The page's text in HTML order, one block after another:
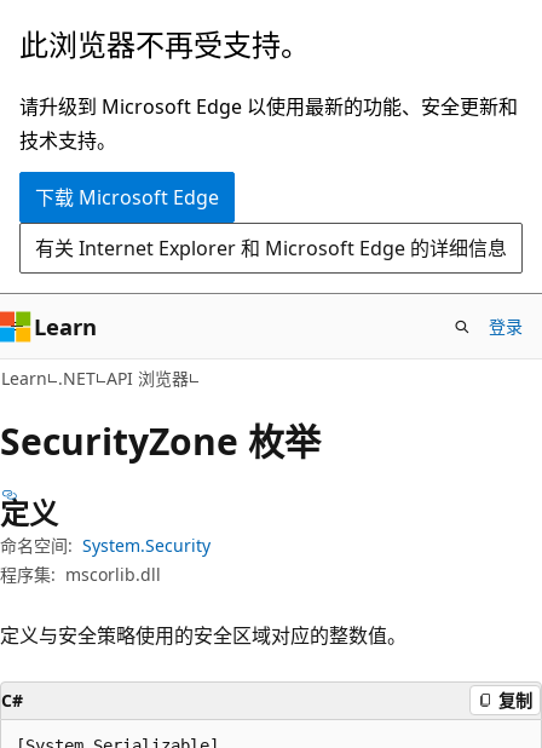
跳
主
要
内
跳
页
内
导
此浏览器不再受支持。
请升级到 Microsoft Edge 以使用最新的功能、安全更新和
技术支持。
下载 Microsoft Edge
有关 Internet Explorer 和 Microsoft Edge 的详细信息
Learn 登录
Learn .NET API 浏览器
SecurityZone 枚举
定义
命名空间: System.Security
程序集: mscorlib.dll
定义与安全策略使用的安全区域对应的整数值。
C# 复制